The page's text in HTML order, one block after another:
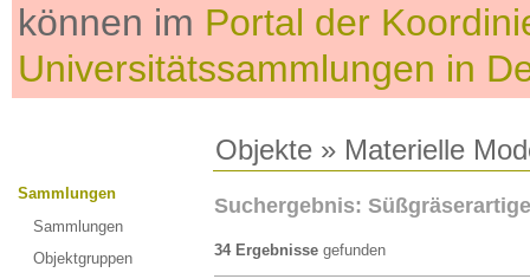
können im Portal der
Universitätssammlungen in
Objekte » Materielle
Sammlungen
Sammlungen
Objektgruppen
Suchergebnis: Süßgräserartige
34 Ergebnisse gefunden